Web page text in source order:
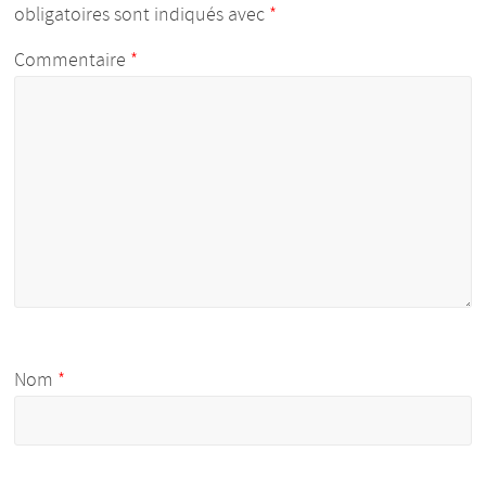
obligatoires sont indiqués avec *
Commentaire *
Nom *